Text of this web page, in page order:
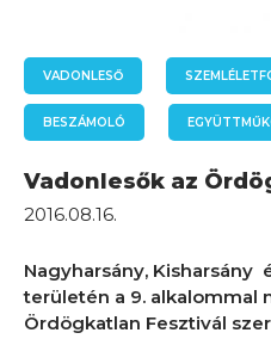
VADONLESŐ
BESZÁMOLÓ
Vadonlesők az
2016.08.16.
Nagyharsány, Kisharsány
területén a 9. alkalommal
Ördögkatlan Fesztivál